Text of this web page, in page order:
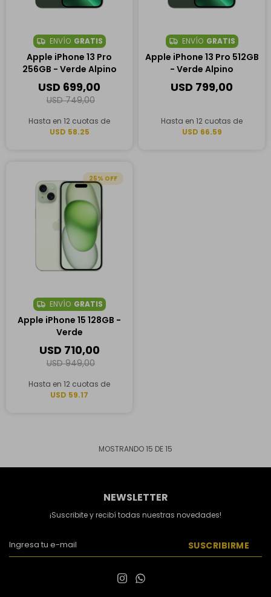
ENVÍO GRATIS
Apple iPhone 13 Pro
256GB - Verde Alpino
USD 699,00
USD 749,00
Hasta en 12 cuotas de
USD 58.25
ENVÍO GRATIS
Apple iPhone 13 Pro 512GB
- Verde Alpino
USD 799,00
Hasta en 12 cuotas de
USD 66.59
25
ENVÍO GRATIS
Apple iPhone 15 128GB -
Verde
USD 710,00
USD 949,00
Hasta en 12 cuotas de
USD 59.17
MOSTRANDO15 DE15
NEWSLETTER
¡Suscribite y recibí todas nuestras novedades!
SUSCRIBIRME
 